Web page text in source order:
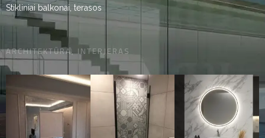
Stikliniai balkonai, terasos
ARCHITEKTŪRA, INTERJERAS